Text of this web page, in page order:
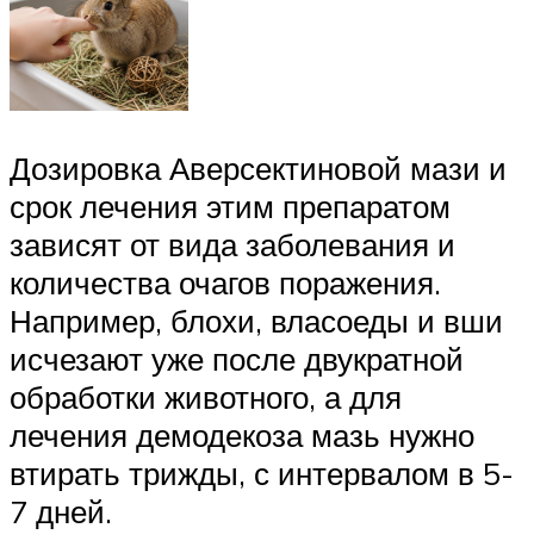
Дозировка Аверсектиновой мази и
срок лечения этим препаратом
зависят от вида заболевания и
количества очагов поражения.
Например, блохи, власоеды и вши
исчезают уже после двукратной
обработки животного, а для
лечения демодекоза мазь нужно
втирать трижды, с интервалом в 5-
7 дней.